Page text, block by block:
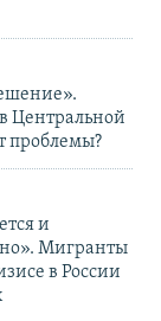
Центральной
проблемы?
и
Мигранты
в России